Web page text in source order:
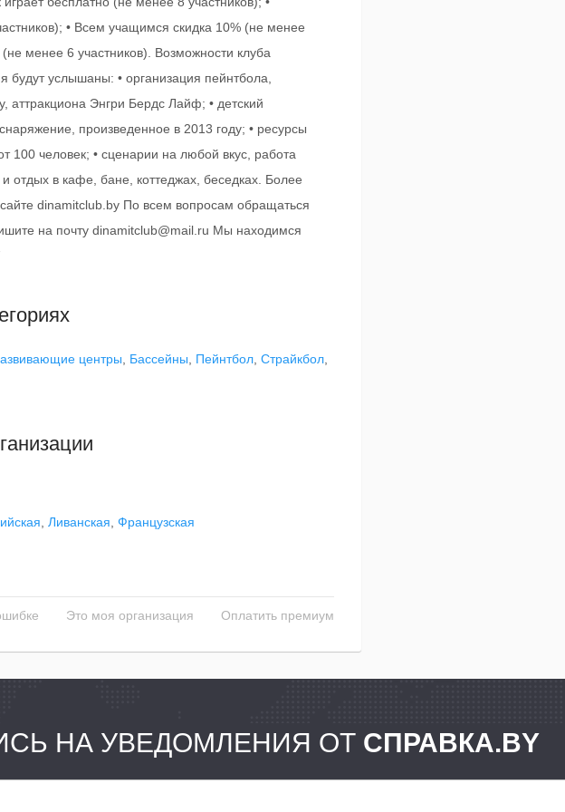
• Всем учащимся скидка 10% (не менее
менее 6 участников). Возможности клуба
услышаны: • организация пейнтбола,
аттракциона Энгри Бердс Лайф; • детский
произведенное в 2013 году; • ресурсы
100 человек; • сценарии на любой вкус, работа
отдых в кафе, бане, коттеджах, беседках. Более
dinamitclub.by По всем вопросам обращаться
на почту dinamitclub@mail.ru Мы находимся
центры Бассейны Пейнтбол Страйкбол
Ливанская Французская
Это моя организация Оплатить премиум
НА УВЕДОМЛЕНИЯ ОТ СПРАВКА.BY